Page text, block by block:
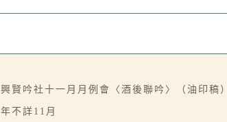
興賢吟社十一月月例會〈酒後聯吟〉（油印稿）
年不詳11月